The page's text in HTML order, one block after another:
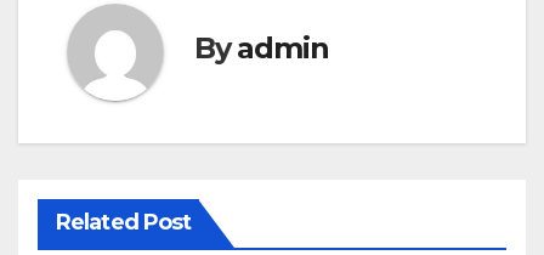
Byadmin
Related Post